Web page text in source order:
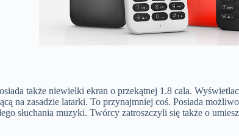
także niewielki ekran o przekątnej 1.8 cala.
na zasadzie latarki. To przynajmniej coś. Posiada
słuchania muzyki. Twórcy zatroszczyli się także o